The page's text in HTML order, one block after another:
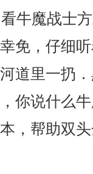
牛魔战士
免，仔细
道里一扔
你说什么
，帮助双